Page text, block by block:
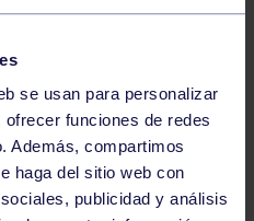
se usan para personalizar
funciones de redes
Además, compartimos
haga del sitio web con
publicidad y análisis
224 225 226 227